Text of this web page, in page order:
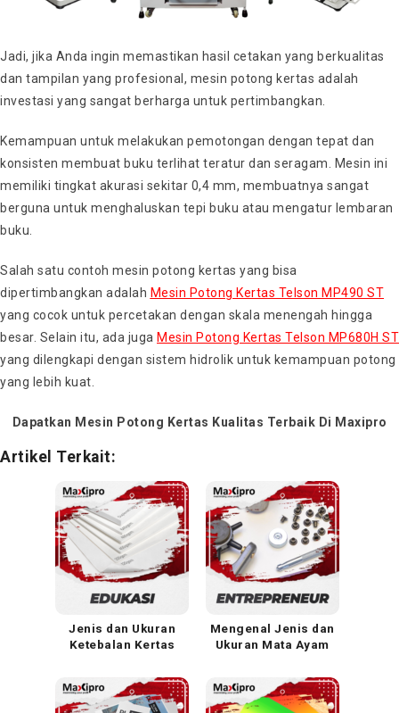
Jadi, jika Anda ingin memastikan hasil cetakan yang berkualitas
dan tampilan yang profesional, mesin potong kertas adalah
investasi yang sangat berharga untuk pertimbangkan.
Kemampuan untuk melakukan pemotongan dengan tepat dan
konsisten membuat buku terlihat teratur dan seragam. Mesin ini
memiliki tingkat akurasi sekitar 0,4 mm, membuatnya sangat
berguna untuk menghaluskan tepi buku atau mengatur lembaran
buku.
Salah satu contoh mesin potong kertas yang bisa
dipertimbangkan adalah Mesin Potong Kertas Telson MP490 ST
yang cocok untuk percetakan dengan skala menengah hingga
besar. Selain itu, ada juga Mesin Potong Kertas Telson MP680H ST
yang dilengkapi dengan sistem hidrolik untuk kemampuan potong
yang lebih kuat.
Dapatkan Mesin Potong Kertas Kualitas Terbaik Di Maxipro
Artikel Terkait:
Jenis dan Ukuran
Ketebalan Kertas
Percetakan
Mengenal Jenis dan
Ukuran Mata Ayam
Percetakan